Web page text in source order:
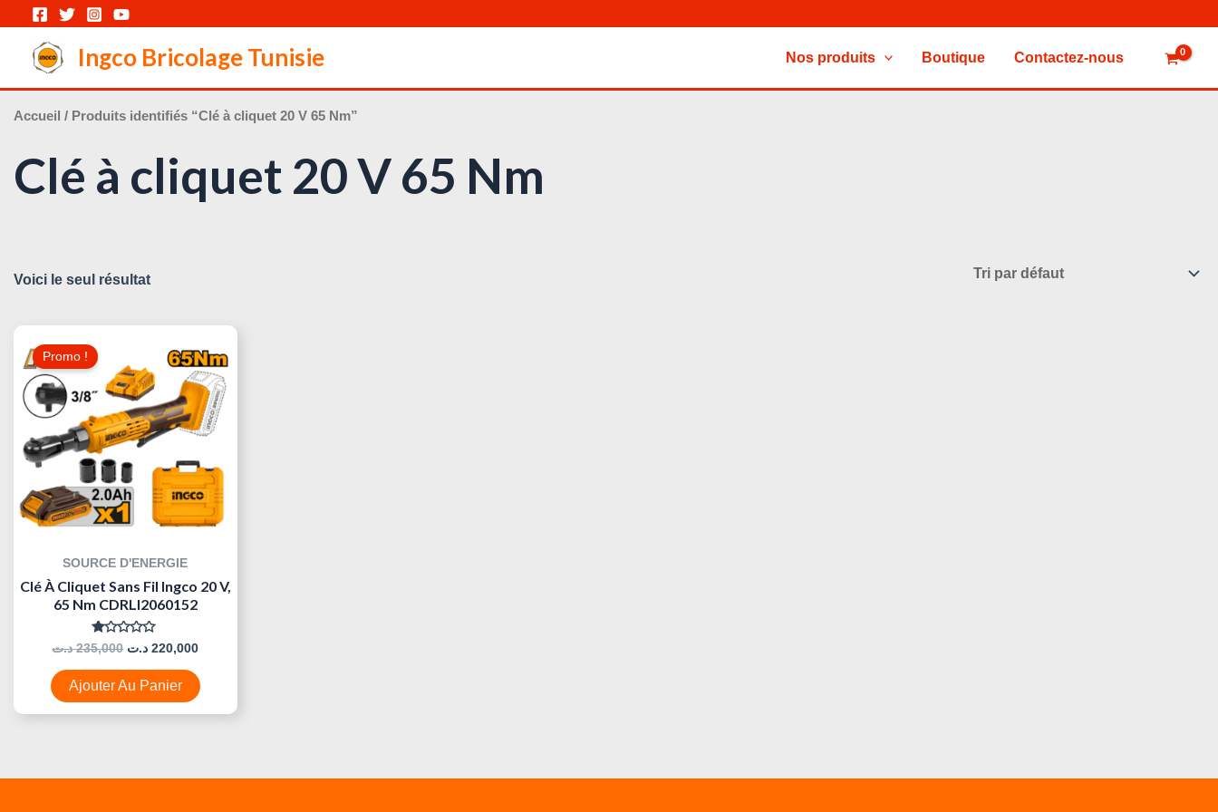
contenu
Ingco Bricolage Tunisie Nos produits Boutique Contactez-nous
Accueil / Produits identifiés “Clé à cliquet 20 V 65 Nm”
Clé à cliquet 20 V 65 Nm
Voici le seul résultat
Promo !
SOURCE D'ENERGIE
Clé À Cliquet Sans Fil Ingco 20 V,
65 Nm CDRLI2060152
Note
0
Sur
5
235,000 د.ت
Initial
Était :
235,000 د.ت.
220,000 د.ت
Prix
Actuel
Est :
Ajouter Au Panier